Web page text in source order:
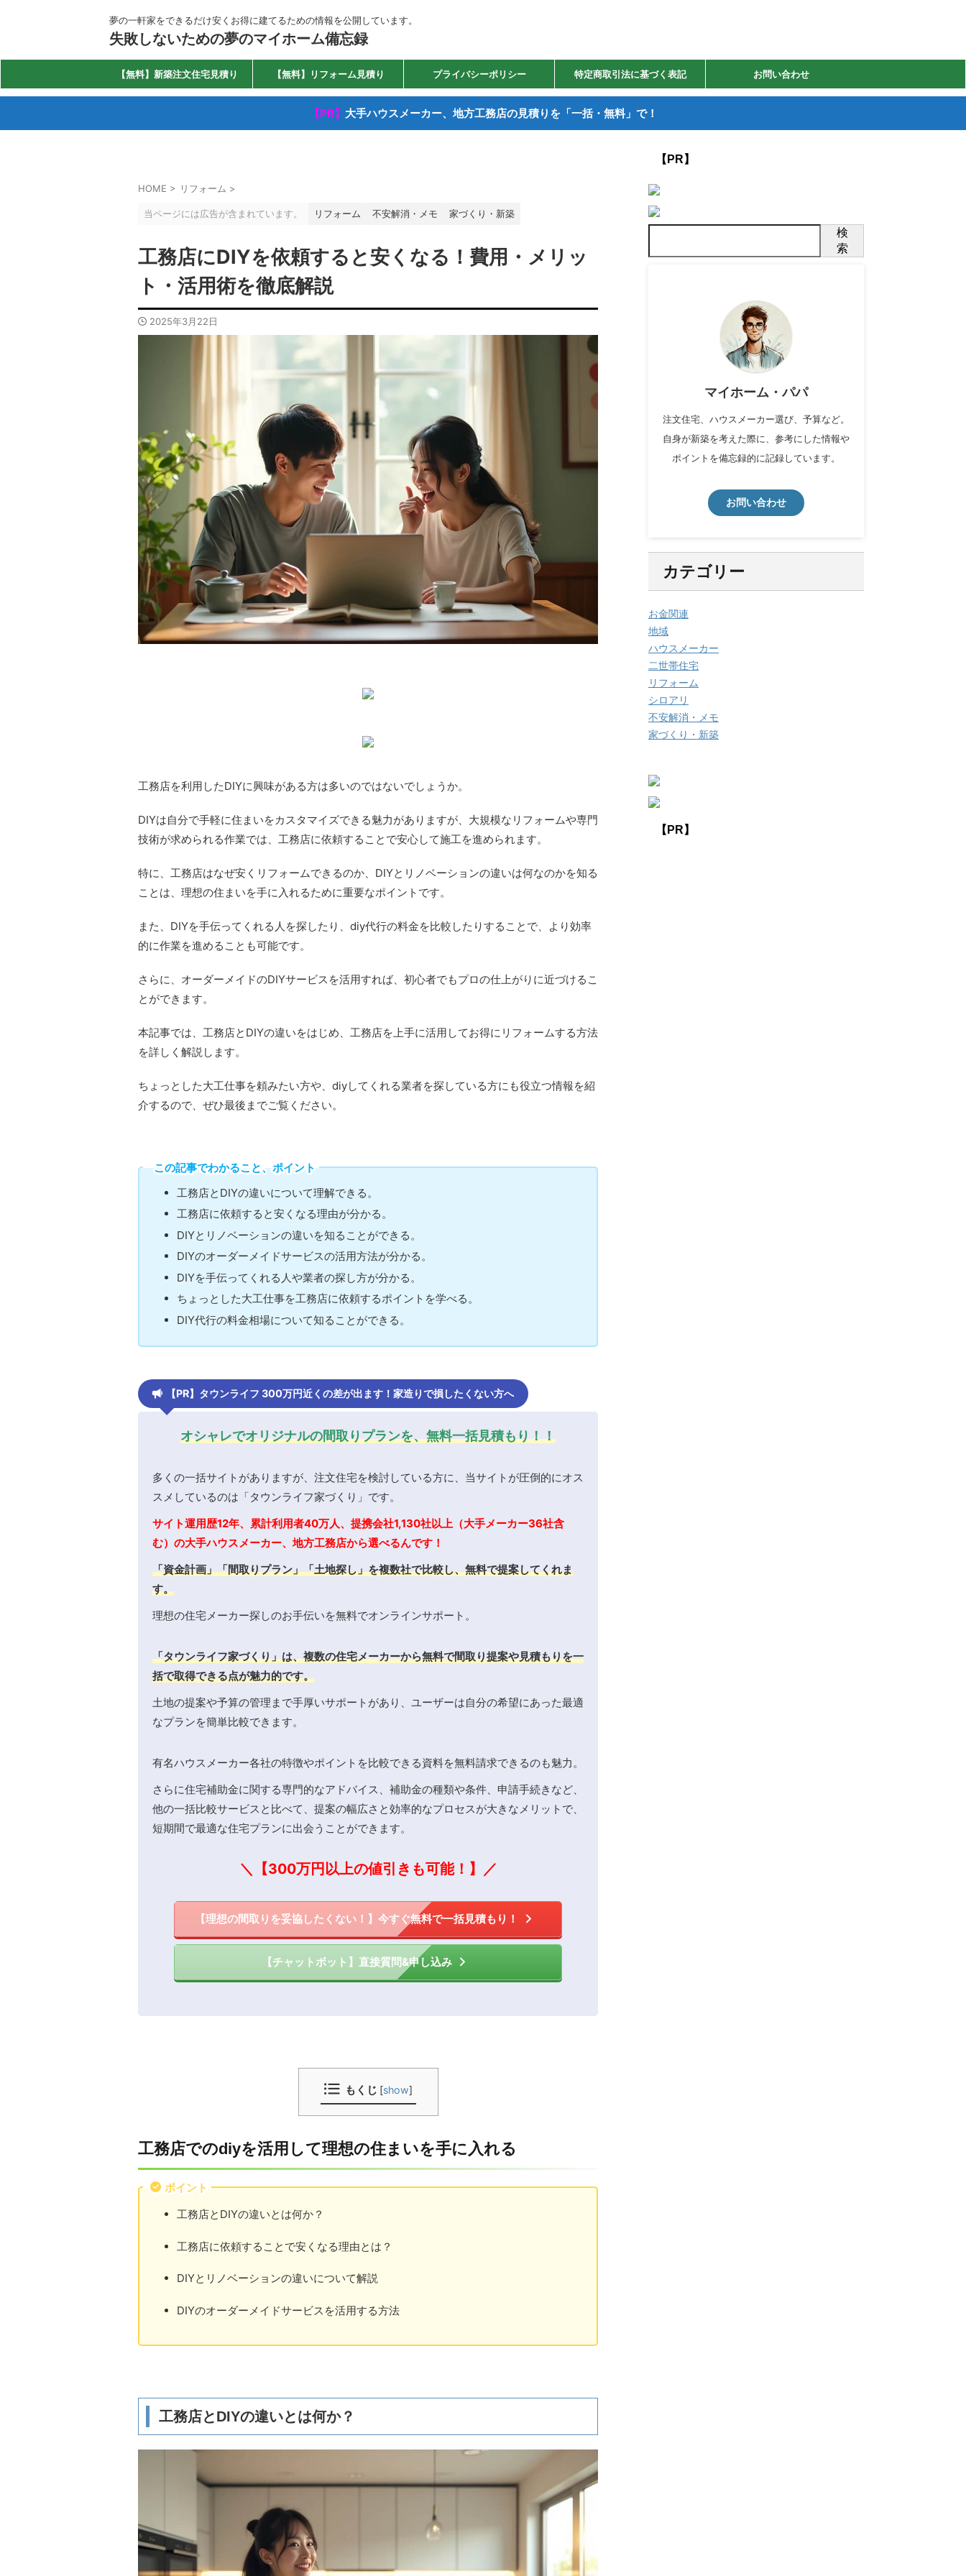
夢の一軒家をできるだけ安くお得に建てるための情報を公開しています。
失敗しないための夢のマイホーム備忘録
【無料】新築注文住宅見積り 【無料】リフォーム見積り プライバシーポリシー 特定商取引法に基づく表記 お問い合わせ
【PR】 大手ハウスメーカー、地方工務店の見積りを「一括・無料」で！
HOME > リフォーム >
当ページには広告が含まれています。 リフォーム 不安解消・メモ 家づくり・新築
工務店にDIYを依頼すると安くなる！費用・メリッ
ト・活用術を徹底解説
2025年3月22日
工務店を利用したDIYに興味がある方は多いのではないでしょうか。
DIYは自分で手軽に住まいをカスタマイズできる魅力がありますが、大規模なリフォームや専門
技術が求められる作業では、工務店に依頼することで安心して施工を進められます。
特に、工務店はなぜ安くリフォームできるのか、DIYとリノベーションの違いは何なのかを知る
ことは、理想の住まいを手に入れるために重要なポイントです。
また、DIYを手伝ってくれる人を探したり、diy代行の料金を比較したりすることで、より効率
的に作業を進めることも可能です。
さらに、オーダーメイドのDIYサービスを活用すれば、初心者でもプロの仕上がりに近づけるこ
とができます。
本記事では、工務店とDIYの違いをはじめ、工務店を上手に活用してお得にリフォームする方法
を詳しく解説します。
ちょっとした大工仕事を頼みたい方や、diyしてくれる業者を探している方にも役立つ情報を紹
介するので、ぜひ最後までご覧ください。
この記事でわかること、ポイント
工務店とDIYの違いについて理解できる。
工務店に依頼すると安くなる理由が分かる。
DIYとリノベーションの違いを知ることができる。
DIYのオーダーメイドサービスの活用方法が分かる。
DIYを手伝ってくれる人や業者の探し方が分かる。
ちょっとした大工仕事を工務店に依頼するポイントを学べる。
DIY代行の料金相場について知ることができる。
【PR】タウンライフ 300万円近くの差が出ます！家造りで損したくない方へ
オシャレでオリジナルの間取りプランを、無料一括見積もり！！
多くの一括サイトがありますが、注文住宅を検討している方に、当サイトが圧倒的にオス
スメしているのは「タウンライフ家づくり」です。
サイト運用歴12年、累計利用者40万人、提携会社1,130社以上（大手メーカー36社含
む）の大手ハウスメーカー、地方工務店から選べるんです！
「資金計画」「間取りプラン」「土地探し」を複数社で比較し、無料で提案してくれま
す。
理想の住宅メーカー探しのお手伝いを無料でオンラインサポート。
「タウンライフ家づくり」は、複数の住宅メーカーから無料で間取り提案や見積もりを一
括で取得できる点が魅力的です。
土地の提案や予算の管理まで手厚いサポートがあり、ユーザーは自分の希望にあった最適
なプランを簡単比較できます。
有名ハウスメーカー各社の特徴やポイントを比較できる資料を無料請求できるのも魅力。
さらに住宅補助金に関する専門的なアドバイス、補助金の種類や条件、申請手続きなど、
他の一括比較サービスと比べて、提案の幅広さと効率的なプロセスが大きなメリットで、
短期間で最適な住宅プランに出会うことができます。
＼【300万円以上の値引きも可能！】／
【理想の間取りを妥協したくない！】今すぐ無料で一括見積もり！
【チャットボット】直接質問&申し込み
もくじ [show]
工務店でのdiyを活用して理想の住まいを手に入れる
ポイント
工務店とDIYの違いとは何か？
工務店に依頼することで安くなる理由とは？
DIYとリノベーションの違いについて解説
DIYのオーダーメイドサービスを活用する方法
工務店とDIYの違いとは何か？
【PR】
検
索
マイホーム・パパ
注文住宅、ハウスメーカー選び、予算など。
自身が新築を考えた際に、参考にした情報や
ポイントを備忘録的に記録しています。
お問い合わせ
カテゴリー
お金関連
地域
ハウスメーカー
二世帯住宅
リフォーム
シロアリ
不安解消・メモ
家づくり・新築
【PR】